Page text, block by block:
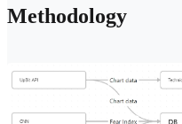
Methodology